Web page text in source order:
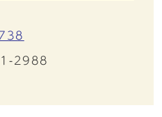
2988